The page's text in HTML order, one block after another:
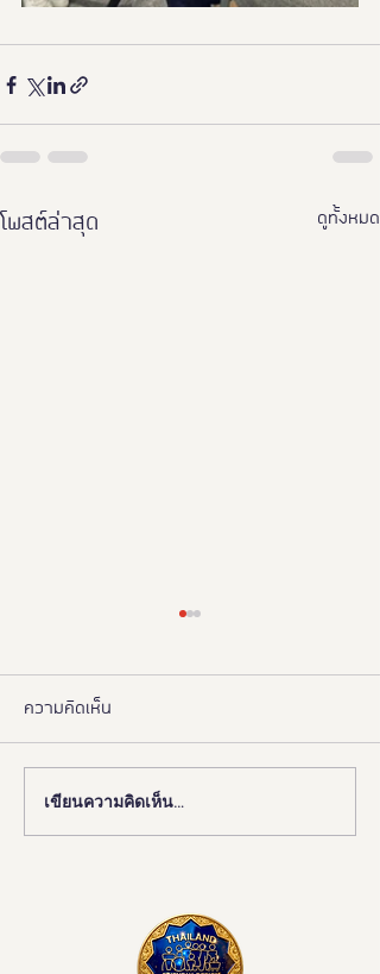
โพสต์ล่าสุด ดูทั้งหมด
📰 “ห้องสุขาเพื่อทุกคน” เปิด
ตัวนวัตกรรมเฟรนด์ลี่ดีไซน์
เข้าถึงบริการสาธารณะ
อย่างเท่าเทียม
ความคิดเห็น
เขียนความคิดเห็น…